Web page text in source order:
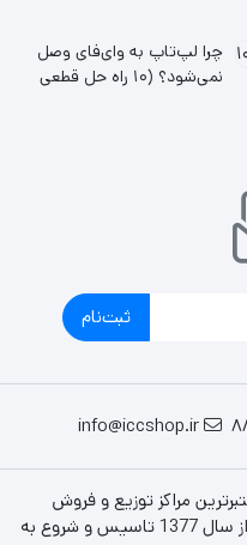
چرا لپ‌تاپ به وای‌فای وصل
نمی‌شود؟ (۱۰ راه حل قطعی
ثبت‌نام
info@iccshop.ir
مراکز توزیع و فروش
محصولات کامپیوتری در ایران است که از سال 1377 تاسیس و شروع به